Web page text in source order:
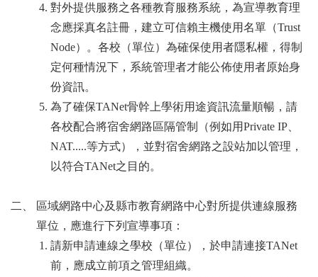
對外提供服務之各種教育服務系統，為宣導教育理
念應採真名註冊，建立可信賴主機使用名單（Trust
Node）。各校（單位）為確保使用者隱私權，得制
定何種情況下，系統管理者才能公佈使用者原始身
份資訊。
為了確保TANet骨幹上學術用途資訊流量順暢，請
各校配合將宿舍網路區隔管制（例如用Private IP、
NAT.....等方式），並對宿舍網路之設站加以管理，
以符合TANet之目的。
二、 區域網路中心及縣市教育網路中心對所提供連線服務
單位，應進行下列宣導事項：
請新申請連線之學校（單位），於申請連接TANet
前，應成立前項之管理組織。